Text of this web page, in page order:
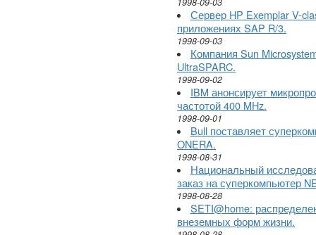
Сервер HP Exemplar V-
приложениях SAP R/3.
1998-09-03
Компания Sun
UltraSPARC.
1998-09-02
IBM анонсирует
частотой 400 MHz.
1998-09-01
Bull поставляет
ONERA.
1998-08-31
Национальный
заказ на суперкомпьютер
1998-08-28
SETI@home:
внеземных форм жизни.